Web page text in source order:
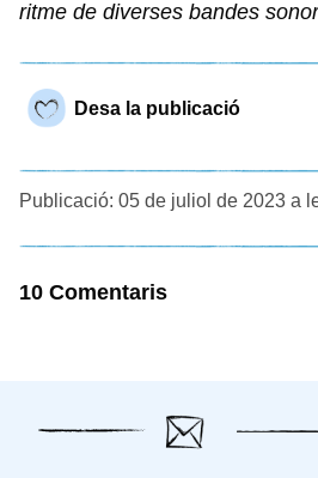
ritme de diverses bandes
Desa la publicació
Publicació: 05 de juliol de 2023 a
10 Comentaris